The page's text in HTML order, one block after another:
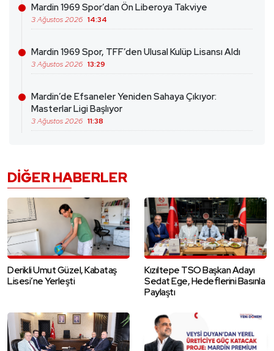
Mardin 1969 Spor’dan Ön Liberoya Takviye
3 Ağustos 2026 14:34
Mardin 1969 Spor, TFF’den Ulusal Kulüp Lisansı Aldı
3 Ağustos 2026 13:29
Mardin’de Efsaneler Yeniden Sahaya Çıkıyor:
Masterlar Ligi Başlıyor
3 Ağustos 2026 11:38
DIĞER HABERLER
Derikli Umut Güzel, Kabataş
Lisesi’ne Yerleşti
Kızıltepe TSO Başkan Adayı
Sedat Ege, Hedeflerini Basınla
Paylaştı